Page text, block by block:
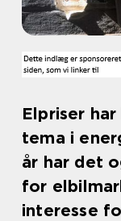
Elpriser
tema i
år har det
for
interesse